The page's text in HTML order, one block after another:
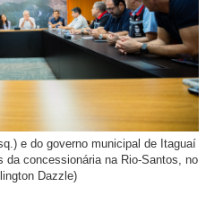
e do governo municipal de Itaguaí
concessionária na Rio-Santos, no
Dazzle)